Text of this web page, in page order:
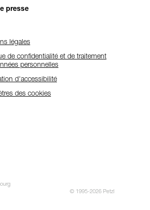
presse
légales
de confidentialité et de traitement
personnelles
d'accessibilité
des cookies
© 1995-2026 Petzl